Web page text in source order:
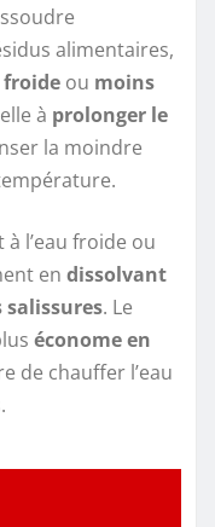
alimentaires,
froide ou moins
à prolonger le
la moindre
l’eau froide ou
en dissolvant
salissures. Le
économe en
de chauffer l’eau